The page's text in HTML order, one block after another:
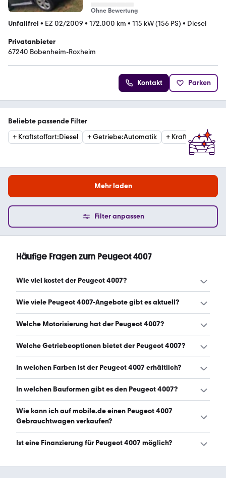
Ohne Bewertung
Unfallfrei • EZ 02/2009 • 172.000 km • 115 kW (156 PS) • Diesel
Privatanbieter
67240 Bobenheim-Roxheim
Kontakt Parken
Beliebte passende Filter
+ Kraftstoffart:Diesel +Getriebe:Automatik + Kraftstoffart:
Mehr laden
Filter anpassen
Häufige Fragen zum Peugeot 4007
Wie viel kostet der Peugeot 4007?
Ein guter Preis für einen Peugeot 4007 liegt zwischen
Wie viele Peugeot 4007-Angebote gibt es aktuell?
Es gibt insgesamt 57 Peugeot 4007 bei mobile.de, davon
Welche Motorisierung hat der Peugeot 4007?
Der Peugeot 4007 hat Leistungen zwischen 154 und 166
Welche Getriebeoptionen bietet der Peugeot 4007?
Der Peugeot 4007 ist mit manuellem, automatischem und
In welchen Farben ist der Peugeot 4007 erhältlich?
Den Peugeot 4007 gibt es in folgenden Farben: schwarz,
schwarz. (Stand: 9.8.2026)
In welchen Bauformen gibt es den Peugeot 4007?
Den Peugeot 4007 gibt es in folgenden Bauformen: SUV.
(Stand: 9.8.2026)
Wie kann ich auf mobile.de einen Peugeot 4007
Gebrauchtwagen verkaufen?
Alle Informationen zum Verkauf an mobile.de-
Ist eine Finanzierung für Peugeot 4007 möglich?